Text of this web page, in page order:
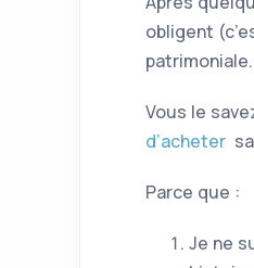
obligent
patrimoniale.
Vous le
d’acheter
Parce que :
Je ne